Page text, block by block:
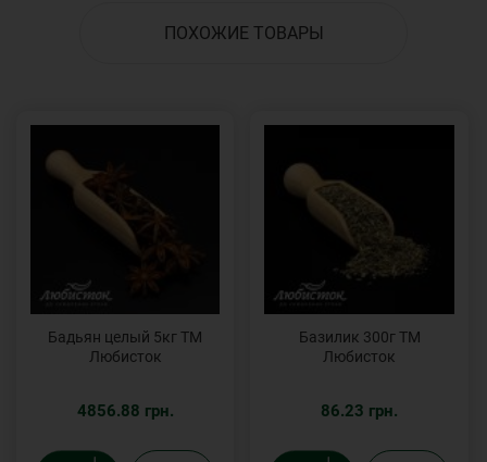
ПОХОЖИЕ ТОВАРЫ
Бадьян целый 5кг ТМ
Любисток
4856.88 грн.
Базилик 300г ТМ
Любисток
86.23 грн.